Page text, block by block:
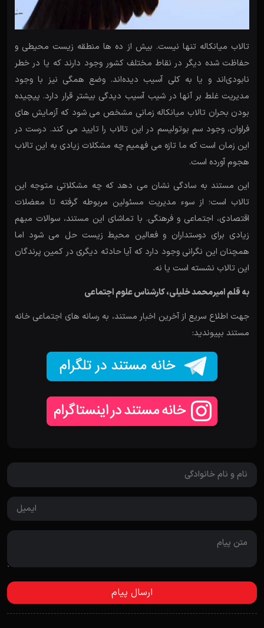
تالاب میانکاله تنها نیست. بیش از ده ها منطقه زیست محیطی و
حفاظت شده دیگر در نقاط مختلف کشور وجود دارند که یا در خطر
نابودی‌اند و یا به کلی آسیب دیده‌اند. وضع همگی نیز با وجود
مدیریت غلط بر آنها در شیب آسیب دیدگی بیشتر قرار دارد. پیچیده
بودن بحران تالاب میانکاله زمانی مشخص می شود که آزمایش های
فراوان، وجود سم بوتولیسم در این تالاب را تایید می کند. درست در
این زمان است که ما تازه می فهمیم چه مشکلات زیادی به این تالاب
هجوم آورده است.
این مستند به سادگی نشان می دهد که چه مشکلاتی متوجه این
تالاب است؛ از سوء مدیریت مسئولین مربوطه گرفته تا معضلات
اقتصادی، اجتماعی و فرهنگی. با تماشای این مستند، سوالات مبهم
زیادی برای دوستداران و فعالین محیط زیست حل می شود اما
همچنان این نگرانی وجود دارد که آیا حادثه دیگری در کمین پرندگان
این تالاب نشسته است یا نه.
به قلم امیرمحمد خلیلی، کارشناس علوم اجتماعی
جهت اطلاع سریع از آخرین اخبار مستند، به رسانه های اجتماعی خانه
مستند بپیوندید: